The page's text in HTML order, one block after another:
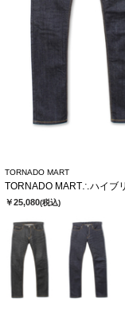
TORNADO MART
￥25,080(税込)